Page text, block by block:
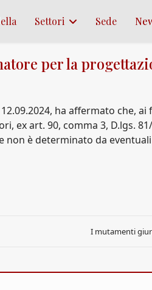
Settori Sede
per la
ha affermato che,
ex art. 90, comma 3, D.lgs.
è determinato da
I mutamenti